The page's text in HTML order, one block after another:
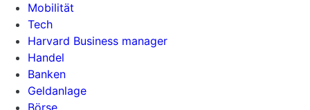
Mobilität
Tech
Harvard Business manager
Handel
Banken
Geldanlage
Börse